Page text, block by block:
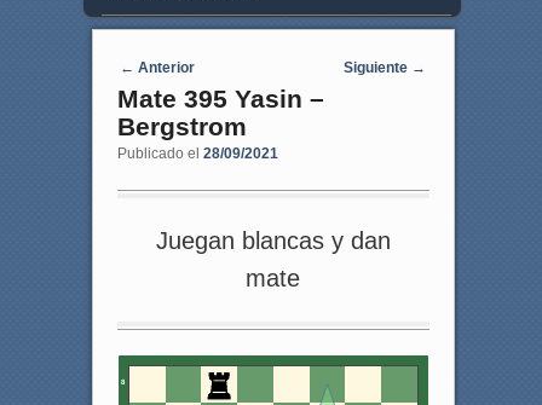
Navegaci�n de entradas
← Anterior Siguiente →
Mate 395 Yasin –
Bergstrom
Publicado el 28/09/2021
Juegan blancas y dan
mate
8